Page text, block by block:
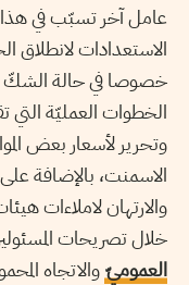
عامل آخر تسبّب في هذا
الاستعدادات لانطلاق
خصوصا في حالة
الخطوات العمليّة التي
وتحرير لأسعار بعض
الاسمنت، بالإضافة
والارتهان لاملاءات
خلال تصريحات
العموميّ والاتجاه